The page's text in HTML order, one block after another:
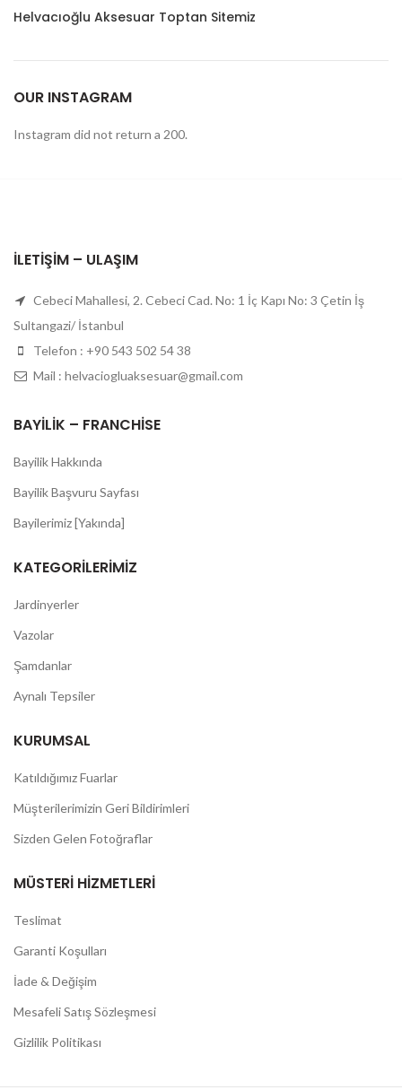
Helvacıoğlu Aksesuar Toptan Sitemiz
OUR INSTAGRAM
Instagram did not return a 200.
İLETIŞIM – ULAŞIM
Cebeci Mahallesi, 2. Cebeci Cad. No: 1 İç Kapı No: 3 Çetin İş
Sultangazi/ İstanbul
Telefon : +90 543 502 54 38
Mail : helvaciogluaksesuar@gmail.com
BAYILIK – FRANCHISE
Bayilik Hakkında
Bayilik Başvuru Sayfası
Bayilerimiz [Yakında]
KATEGORILERIMIZ
Jardinyerler
Vazolar
Şamdanlar
Aynalı Tepsiler
KURUMSAL
Katıldığımız Fuarlar
Müşterilerimizin Geri Bildirimleri
Sizden Gelen Fotoğraflar
MÜSTERI HIZMETLERI
Teslimat
Garanti Koşulları
İade & Değişim
Mesafeli Satış Sözleşmesi
Gizlilik Politikası